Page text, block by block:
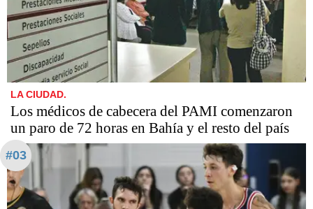
LA CIUDAD.
Los médicos de cabecera del PAMI comenzaron
un paro de 72 horas en Bahía y el resto del país
#03